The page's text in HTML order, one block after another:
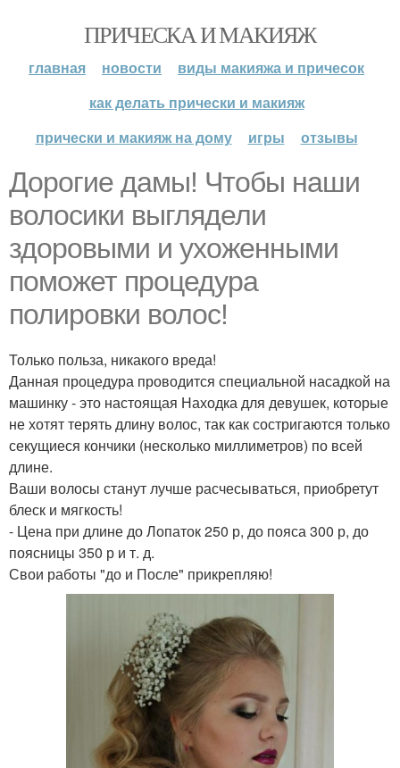
ПРИЧЕСКА И МАКИЯЖ
главная новости
виды макияжа и причесок
как делать прически и макияж
прически и макияж на дому
игры отзывы
Дорогие дамы! Чтобы наши
волосики выглядели
здоровыми и ухоженными
поможет процедура
полировки волос!
Только польза, никакого вреда!
Данная процедура проводится специальной насадкой на
машинку - это настоящая Находка для девушек, которые
не хотят терять длину волос, так как состригаются только
секущиеся кончики (несколько миллиметров) по всей
длине.
Ваши волосы станут лучше расчесываться, приобретут
блеск и мягкость!
- Цена при длине до Лопаток 250 р, до пояса 300 р, до
поясницы 350 р и т. д.
Свои работы "до и После" прикрепляю!